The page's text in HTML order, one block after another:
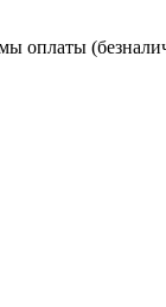
оплаты